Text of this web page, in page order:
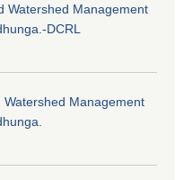
Watershed Management
DCRL
Management